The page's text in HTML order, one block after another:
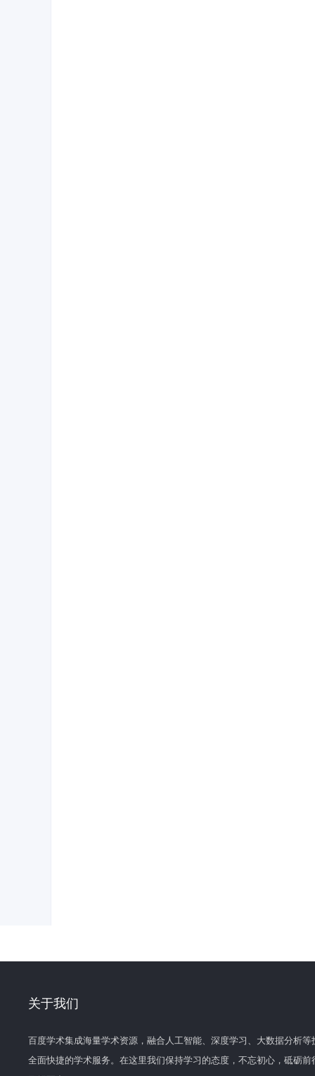
关于我们
百度学术集成海量学术资源，融合人工智能、深度学习、大数据分析
全面快捷的学术服务。在这里我们保持学习的态度，不忘初心，砥砺前